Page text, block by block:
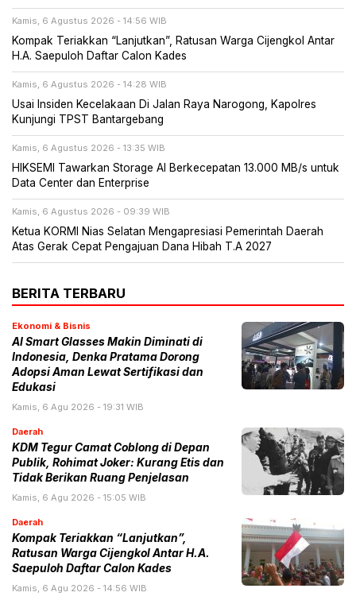
Kamis, 6 Agustus 2026 - 14:56 WIB
Kompak Teriakkan “Lanjutkan”, Ratusan Warga Cijengkol Antar
H.A. Saepuloh Daftar Calon Kades
Kamis, 6 Agustus 2026 - 14:28 WIB
Usai Insiden Kecelakaan Di Jalan Raya Narogong, Kapolres
Kunjungi TPST Bantargebang
Kamis, 6 Agustus 2026 - 13:35 WIB
HIKSEMI Tawarkan Storage AI Berkecepatan 13.000 MB/s untuk
Data Center dan Enterprise
Kamis, 6 Agustus 2026 - 09:39 WIB
Ketua KORMI Nias Selatan Mengapresiasi Pemerintah Daerah
Atas Gerak Cepat Pengajuan Dana Hibah T.A 2027
BERITA TERBARU
Ekonomi & Bisnis
AI Smart Glasses Makin Diminati di
Indonesia, Denka Pratama Dorong
Adopsi Aman Lewat Sertifikasi dan
Edukasi
Kamis, 6 Agu 2026 - 19:31 WIB
Daerah
KDM Tegur Camat Coblong di Depan
Publik, Rohimat Joker: Kurang Etis dan
Tidak Berikan Ruang Penjelasan
Kamis, 6 Agu 2026 - 15:05 WIB
Daerah
Kompak Teriakkan “Lanjutkan”,
Ratusan Warga Cijengkol Antar H.A.
Saepuloh Daftar Calon Kades
Kamis, 6 Agu 2026 - 14:56 WIB